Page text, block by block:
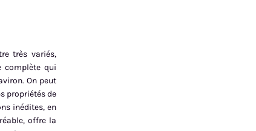
très variés,
complète qui
On peut
propriétés de
inédites, en
offre la